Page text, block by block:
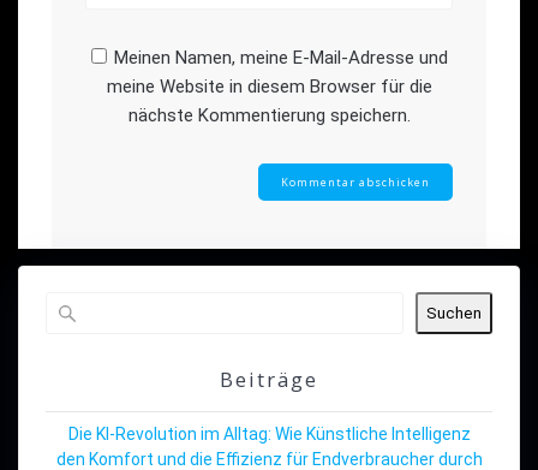
Meinen Namen, meine E-Mail-Adresse und
meine Website in diesem Browser für die
nächste Kommentierung speichern.
Suchen
Beiträge
Die KI-Revolution im Alltag: Wie Künstliche Intelligenz
den Komfort und die Effizienz für Endverbraucher durch